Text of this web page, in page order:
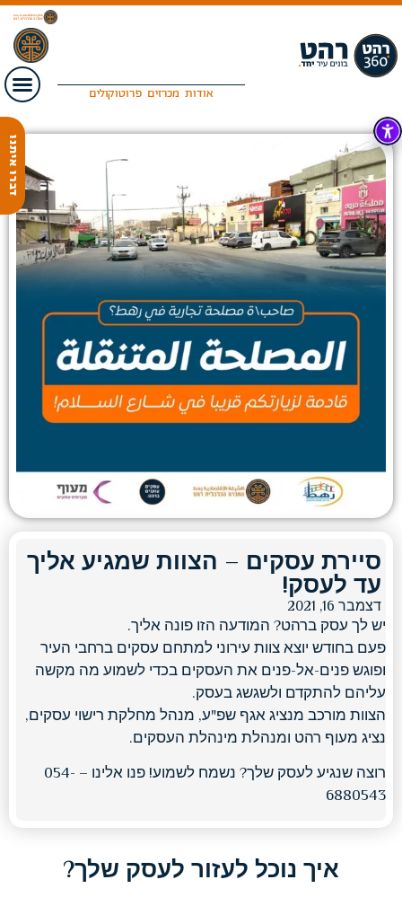
אודות מכרזים פרוטוקולים
סיירת עסקים – הצוות שמגיע אליך
עד לעסק!
דצמבר 16, 2021
יש לך עסק ברהט? המודעה הזו פונה אליך.
פעם בחודש יוצא צוות עירוני למתחם עסקים ברחבי העיר
ופוגש פנים-אל-פנים את העסקים בכדי לשמוע מה מקשה
עליהם להתקדם ולשגשג בעסק.
הצוות מורכב מנציג אגף שפ"ע, מנהל מחלקת רישוי עסקים,
נציג מעוף רהט ומנהלת מינהלת העסקים.
רוצה שנגיע לעסק שלך? נשמח לשמוע! פנו אלינו – 054-
6880543
דברו איתנו
איך נוכל לעזור לעסק שלך?